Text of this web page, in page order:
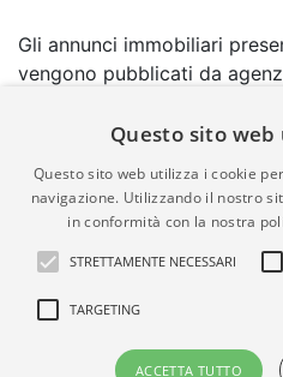
Gli annunci immobiliari
vengono pubblicati da
comporta l'approvazione o
garanzia da parte di
quindi non è responsabile
correttezza, della
materia di privacy e/o di
suddetti annunci.
© Copyright 2007 - 2026
Questo sito
Questo sito web utilizza i cookie
navigazione. Utilizzando il nostro
in conformità con la nostra
STRETTAMENTE NECESSARI
TARGETING
ACCETTA TUTTO